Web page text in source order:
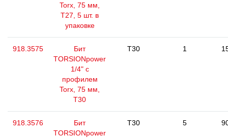
Torx, 75 мм,
Т27, 5 шт. в
упаковке
918.3575
Бит
TORSIONpower
1/4" с
профилем
Torx, 75 мм,
Т30
T30 1
918.3576
Бит
TORSIONpower
T30 5